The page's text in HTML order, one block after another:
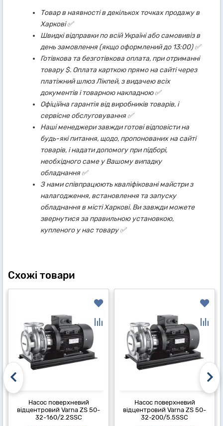
Товар в наявності в декількох точках продажу в
Харкові ✅
Швидкі відправки по всій Україні або самовивіз в
день замовлення (якщо оформлений до 13:00) ✅
Готівкова та безготівкова оплата, при отриманні
товару $. Оплата карткою прямо на сайті через
платіжний шлюз Лікпей, з видачею всіх
документів і товарною накладною ✅
Офіційна гарантія від виробників товарів, і
сервісне обслуговування ✅
Наші менеджери завжди готові відповісти на
будь-які питання, щодо, пропонованих на сайті
товарів, і надати допомогу при підборі,
необхідного саме у Вашому випадку
обладнання ✅
З нами співпрацюють кваліфіковані майстри з
налагодження, встановлення та запуску
обладнання в місті Харкові. Ви завжди можете
звернутися за правильною установкою,
купленого у нас товару ✅
Схожі товари
Насос поверхневий
відцентровий Varna ZS 50-
32-160/2.2SSC
Насос поверхневий
відцентровий Varna ZS 50-
32-200/5.5SSC